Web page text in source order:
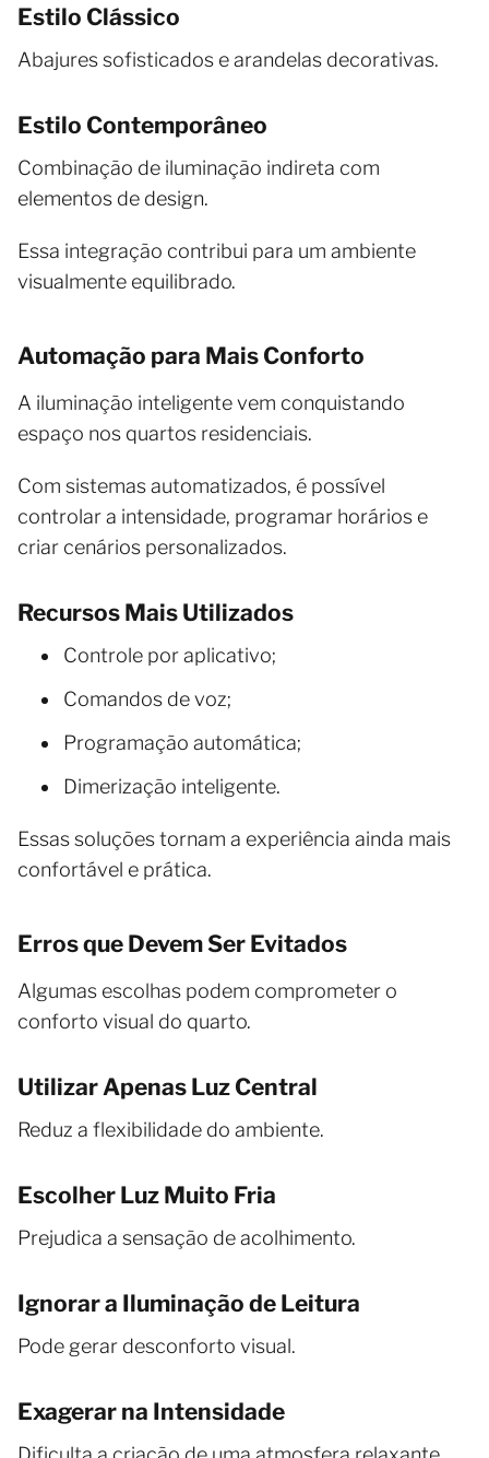
Estilo Clássico
Abajures sofisticados e arandelas decorativas.
Estilo Contemporâneo
Combinação de iluminação indireta com
elementos de design.
Essa integração contribui para um ambiente
visualmente equilibrado.
Automação para Mais Conforto
A iluminação inteligente vem conquistando
espaço nos quartos residenciais.
Com sistemas automatizados, é possível
controlar a intensidade, programar horários e
criar cenários personalizados.
Recursos Mais Utilizados
Controle por aplicativo;
Comandos de voz;
Programação automática;
Dimerização inteligente.
Essas soluções tornam a experiência ainda mais
confortável e prática.
Erros que Devem Ser Evitados
Algumas escolhas podem comprometer o
conforto visual do quarto.
Utilizar Apenas Luz Central
Reduz a flexibilidade do ambiente.
Escolher Luz Muito Fria
Prejudica a sensação de acolhimento.
Ignorar a Iluminação de Leitura
Pode gerar desconforto visual.
Exagerar na Intensidade